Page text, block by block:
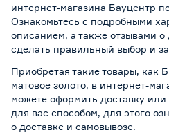
интернет-магазина Бауцентр
Ознакомьтесь с подробными
описанием, а также отзывами о
сделать правильный выбор и
Приобретая такие товары, как
матовое золото, в интернет-
можете оформить доставку
для вас способом, для этого
о доставке и самовывозе.